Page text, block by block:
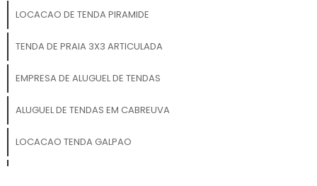
diferentes condições
utilizados tanto em
externos. Aplicações
exposições comerciais
lançamentos de produtos
LOCACAO DE TENDA PIRAMIDE
TENDA DE PRAIA 3X3 ARTICULADA
EMPRESA DE ALUGUEL DE TENDAS
ALUGUEL DE TENDAS EM CABREUVA
LOCACAO TENDA GALPAO